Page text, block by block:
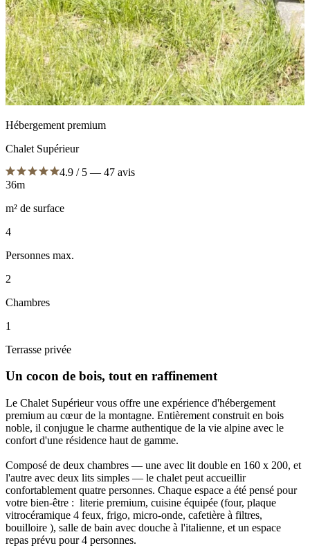
Hébergement premium
Chalet Supérieur
4.9 / 5 — 47 avis
36m
m² de surface
4
Personnes max.
2
Chambres
1
Terrasse privée
Un cocon de bois, tout en raffinement
Le Chalet Supérieur vous offre une expérience d'hébergement
premium au cœur de la montagne. Entièrement construit en bois
noble, il conjugue le charme authentique de la vie alpine avec le
confort d'une résidence haut de gamme.
Composé de deux chambres — une avec lit double en 160 x 200, et
l'autre avec deux lits simples — le chalet peut accueillir
confortablement quatre personnes. Chaque espace a été pensé pour
votre bien-être : literie premium, cuisine équipée (four, plaque
vitrocéramique 4 feux, frigo, micro-onde, cafetière à filtres,
bouilloire ), salle de bain avec douche à l'italienne, et un espace
repas prévu pour 4 personnes.